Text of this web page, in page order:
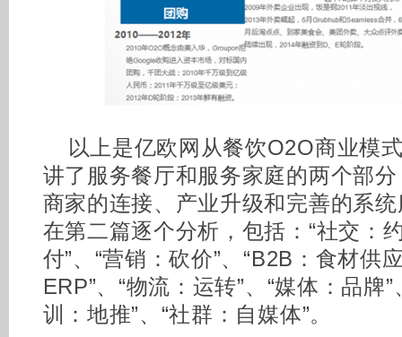
以上是亿欧网从餐饮O2O商业模
讲了服务餐厅和服务家庭的两个部
商家的连接、产业升级和完善的系
在第二篇逐个分析，包括：“社交：
付”、“营销：砍价”、“B2B：食材供
ERP”、“物流：运转”、“媒体：品牌”
训：地推”、“社群：自媒体”。